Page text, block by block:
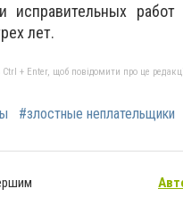
исправительных
лет.
+ Enter, щоб повідомити про це
#злостные неплательщики